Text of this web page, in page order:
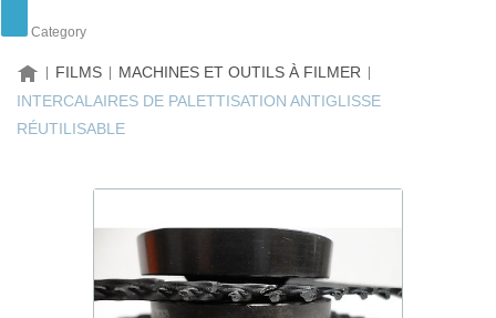
Category
HOME
FILMS
MACHINES ET OUTILS À FILMER
INTERCALAIRES DE PALETTISATION ANTIGLISSE
RÉUTILISABLE